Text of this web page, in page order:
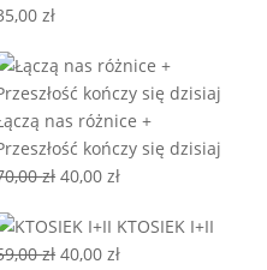
zł
nas różnice +
kończy się dzisiaj
zł Pierwotna
wynosiła:
70,00 zł.
40,00złAktualna
wynosi:
40,00 zł.
KTOSIEK I+II
zł Pierwotna
40,00złAktualna